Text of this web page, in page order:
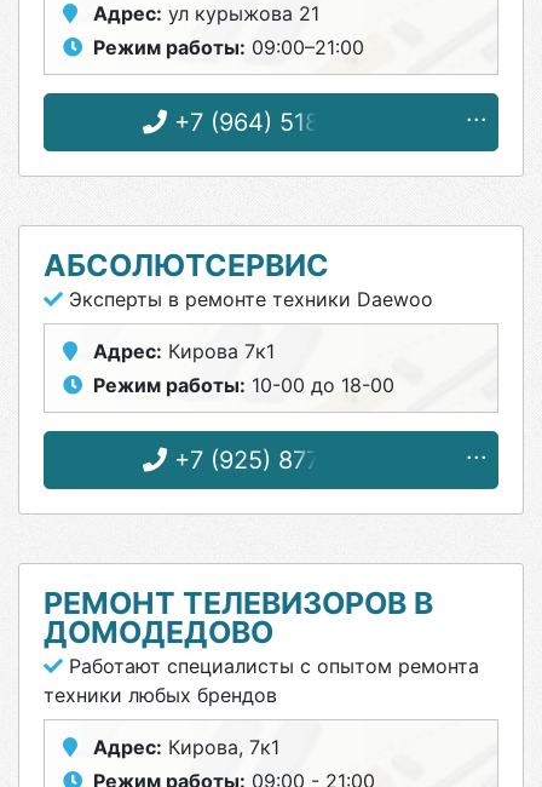
Адрес: ул курыжова 21
Режим работы: 09:00–21:00
+7 (964) 518-63-57
АБСОЛЮТСЕРВИС
Эксперты в ремонте техники Daewoo
Адрес: Кирова 7к1
Режим работы: 10-00 до 18-00
+7 (925) 877-75-50
РЕМОНТ ТЕЛЕВИЗОРОВ В
ДОМОДЕДОВО
Работают специалисты с опытом ремонта
техники любых брендов
Адрес: Кирова, 7к1
Режим работы: 09:00 - 21:00